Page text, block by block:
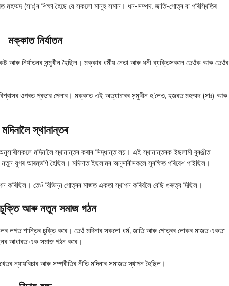
(সাঃ)ৰ শিক্ষা হৈছে যে সকলো মানুহ সমান। ধন-সম্পদ, জাতি-গোত্ৰ বা পৰিস্থিতিৰ
মক্কাত নিৰ্যাতন
আৰু নিৰ্যাতনৰ সন্মুখীন হৈছিল। মক্কাৰ ধৰ্মীয় নেতা আৰু ধনী ব্যক্তিসকলে তেওঁক আৰু তেওঁৰ
ওপৰত প্ৰভাৱ পেলাব। মক্কাত এই অত্যাচাৰৰ সন্মুখীন হ’লেও, হজৰত মহম্মদ (সাঃ) আৰু
মদিনালৈ স্থানান্তৰ
মদিনালৈ স্থানান্তৰ কৰাৰ সিদ্ধান্ত লয়। এই স্থানান্তৰক ইছলামী বুৰঞ্জীত
যুগৰ আৰম্ভণি হৈছিল। মদিনাত ইছলামৰ অনুসাৰীসকলে সুৰক্ষিত পৰিবেশ পাইছিল।
কৰিছিল। তেওঁ বিভিন্ন গোত্ৰৰ মাজত একতা স্থাপন কৰিবলৈ বেছি গুৰুত্ব দিছিল।
চুক্তি আৰু নতুন সমাজ গঠন
লগত শান্তিৰ চুক্তি কৰে। তেওঁ মদিনাৰ সকলো ধৰ্ম, জাতি আৰু গোত্ৰৰ লোকৰ মাজত একতা
আধাৰত এক সমাজ গঠন কৰে।
ন্যায়বিচাৰ আৰু সম্প্ৰীতিৰ নীতি মদিনাৰ সমাজত স্থাপন হৈছিল।